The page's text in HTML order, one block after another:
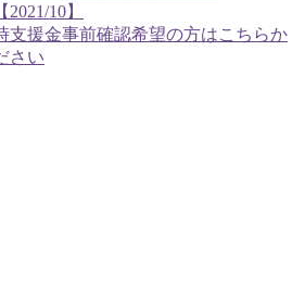
10】
支援金事前確認希望の方はこちらか
さい